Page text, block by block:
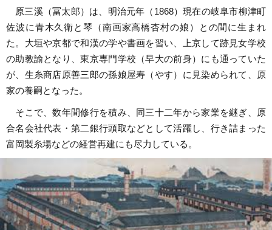
原三溪（冨太郎）は、明治元年（1868）現在の岐阜市柳津町
佐波に青木久衛と琴（南画家高橋杏村の娘）との間に生まれ
た。大垣や京都で和漢の学や書画を習い、上京して跡見女学校
の助教諭となり、東京専門学校（早大の前身）にも通っていた
が、生糸商店原善三郎の孫娘屋寿（やす）に見染められて、原
家の養嗣となった。
そこで、数年間修行を積み、同三十二年から家業を継ぎ、原
合名会社代表・第二銀行頭取などとして活躍し、行き詰まった
富岡製糸場などの経営再建にも尽力している。